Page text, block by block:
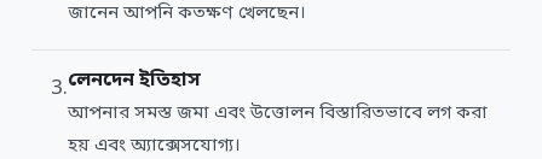
জানেন আপনি কতক্ষণ খেলছেন।
লেনদেন ইতিহাস
আপনার সমস্ত জমা এবং উত্তোলন বিস্তারিতভাবে লগ করা
হয় এবং অ্যাক্সেসযোগ্য।